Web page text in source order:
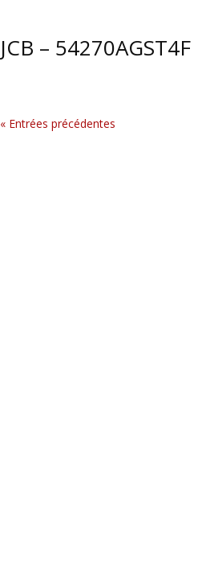
JCB – 54270AGST4F
« Entrées précédentes